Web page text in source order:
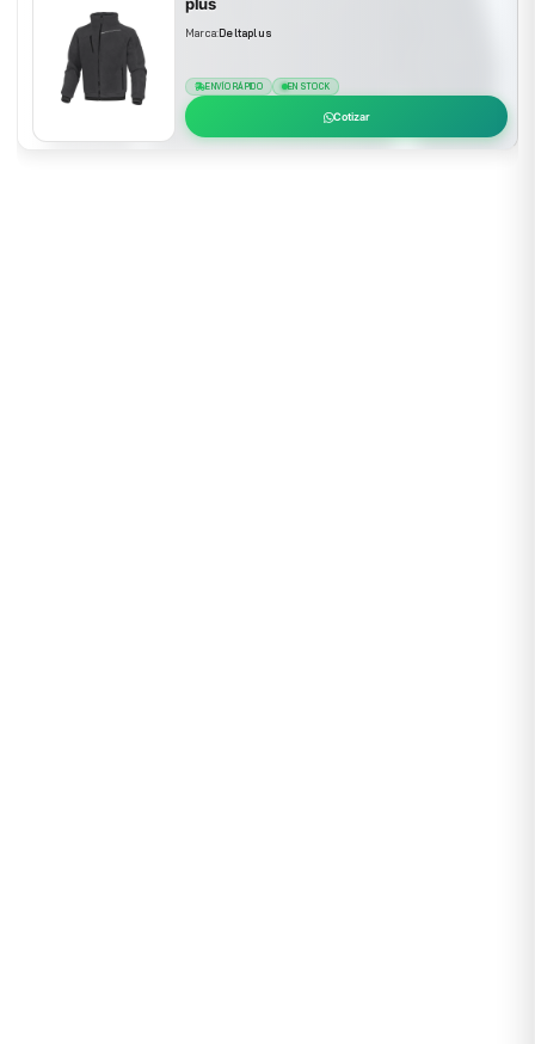
Marca:Deltaplus
ENVÍO RÁPIDO EN STOCK
Cotizar